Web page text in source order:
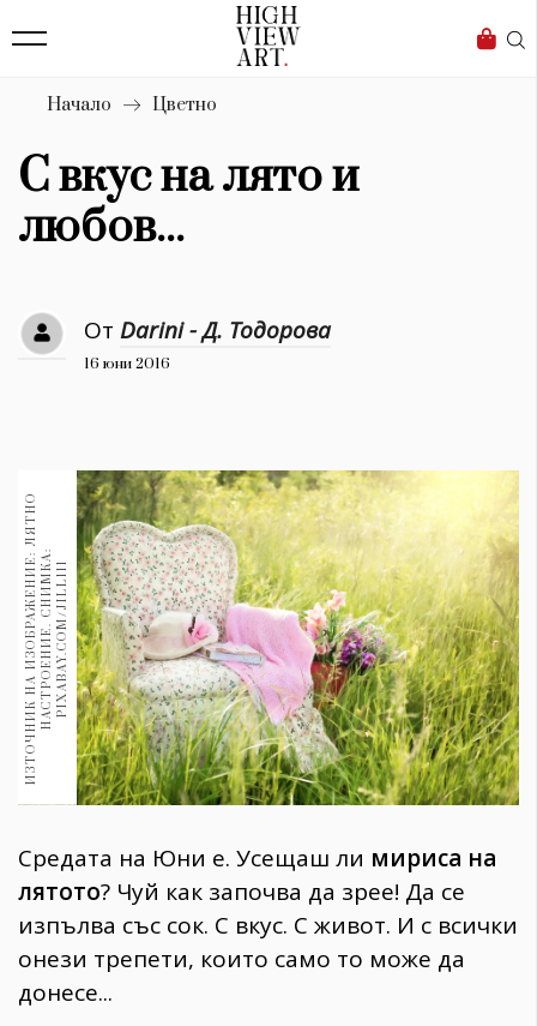
Бизнес
Мода
Dialogue
Изкуство
4339
Красота
777
Книги 1188
30+ 1970
Гурме 1709
Пътувай
237
Здраве 389
Gentlemen
382
Wellness
1816
Начало Цветно
С вкус на лято и
любов...
От Darini - Д. Тодорова
16 юни 2016
И
З
Т
О
Ч
Н
И
К
Н
А
И
З
О
Б
Р
А
Ж
Е
Н
И
Е
:
Л
Я
Т
Н
О
Н
А
С
Т
Р
О
Е
Н
И
Е
.
С
Н
И
МК
А:
P
I
X
A
B
A
Y
.
C
O
M
/
J
I
L
L
1
11
Средата на Юни е. Усещаш ли мириса на
лятото? Чуй как започва да зрее! Да се
изпълва със сок. С вкус. С живот. И с всички
онези трепети, които само то може да
донесе...